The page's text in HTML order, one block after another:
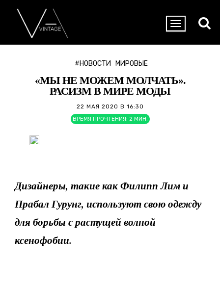
#НОВОСТИ МИРОВЫЕ
«МЫ НЕ МОЖЕМ МОЛЧАТЬ».
РАСИЗМ В МИРЕ МОДЫ
22 МАЯ 2020 В 16:30
ВРЕМЯ ПРОЧТЕНИЯ: 2 МИН.
Дизайнеры, такие как Филипп Лим и
Прабал Гурунг, используют свою одежду
для борьбы с растущей волной
ксенофобии.